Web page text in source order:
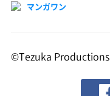
マンガワン
©Tezuka Productions